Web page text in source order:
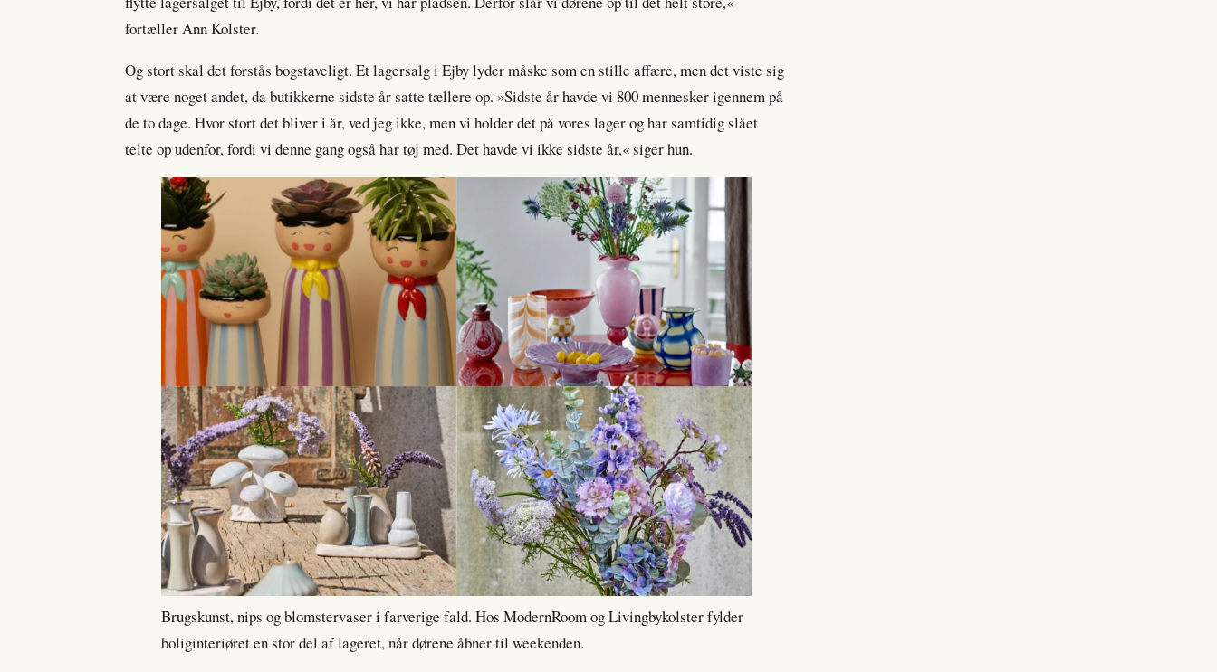
fortæller Ann Kolster.
Og stort skal det forstås bogstaveligt. Et lagersalg i Ejby lyder måske som en stille affære, men det viste sig
at være noget andet, da butikkerne sidste år satte tællere op. »Sidste år havde vi 800 mennesker igennem på
de to dage. Hvor stort det bliver i år, ved jeg ikke, men vi holder det på vores lager og har samtidig slået
telte op udenfor, fordi vi denne gang også har tøj med. Det havde vi ikke sidste år,« siger hun.
Brugskunst, nips og blomstervaser i farverige fald. Hos ModernRoom og Livingbykolster fylder
boliginteriøret en stor del af lageret, når dørene åbner til weekenden.